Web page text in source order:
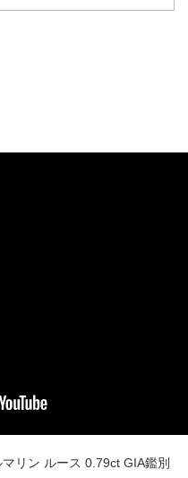
リン ルース 0.79ct GIA鑑別